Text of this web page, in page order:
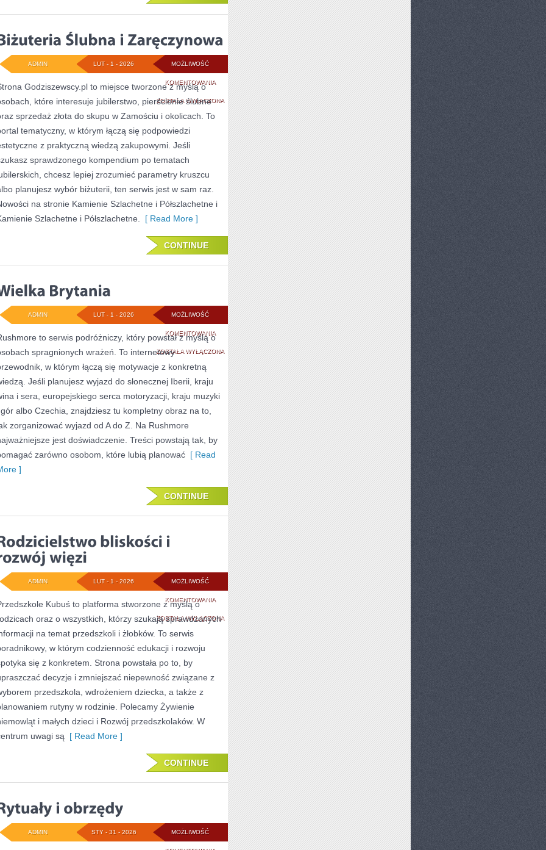
MOŻLIWOŚĆ
KOMENTOWANIABIŻUTERIA
ŚLUBNA
I
ZARĘCZYNOWA
ZOSTAŁA WYŁĄCZONA
LUT - 1 - 2026
ADMIN
Godziszewscy.pl to miejsce tworzone z myślą o
które interesuje jubilerstwo, pierścienie ślubne
sprzedaż złota do skupu w Zamościu i okolicach. To
tematyczny, w którym łączą się podpowiedzi
z praktyczną wiedzą zakupowymi. Jeśli
sprawdzonego kompendium po tematach
chcesz lepiej zrozumieć parametry kruszcu
planujesz wybór biżuterii, ten serwis jest w sam raz.
na stronie Kamienie Szlachetne i Półszlachetne i
Szlachetne i Półszlachetne.
[ Read More ]
CONTINUE
MOŻLIWOŚĆ
KOMENTOWANIAWIELKA
BRYTANIA
ZOSTAŁA WYŁĄCZONA
LUT - 1 - 2026
ADMIN
to serwis podróżniczy, który powstał z myślą o
spragnionych wrażeń. To internetowy
w którym łączą się motywacje z konkretną
Jeśli planujesz wyjazd do słonecznej Iberii, kraju
i sera, europejskiego serca motoryzacji, kraju muzyki
albo Czechia, znajdziesz tu kompletny obraz na to,
zorganizować wyjazd od A do Z. Na Rushmore
jest doświadczenie. Treści powstają tak, by
zarówno osobom, które lubią planować [ Read
]
CONTINUE
MOŻLIWOŚĆ
KOMENTOWANIARODZICIELSTWO
BLISKOŚCI
ROZWÓJ
WIĘZI
ZOSTAŁA WYŁĄCZONA
LUT - 1 - 2026
ADMIN
Kubuś to platforma stworzone z myślą o
oraz o wszystkich, którzy szukają sprawdzonych
na temat przedszkoli i żłobków. To serwis
w którym codzienność edukacji i rozwoju
się z konkretem. Strona powstała po to, by
decyzje i zmniejszać niepewność związane z
przedszkola, wdrożeniem dziecka, a także z
rutyny w rodzinie. Polecamy Żywienie
i małych dzieci i Rozwój przedszkolaków. W
uwagi są [ Read More ]
CONTINUE
MOŻLIWOŚĆ
STY - 31 - 2026
ADMIN